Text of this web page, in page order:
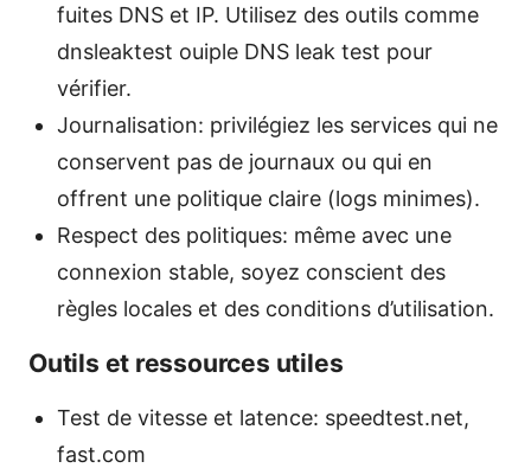
fuites DNS et IP. Utilisez des outils comme
dnsleaktest ouiple DNS leak test pour
vérifier.
Journalisation: privilégiez les services qui ne
conservent pas de journaux ou qui en
offrent une politique claire (logs minimes).
Respect des politiques: même avec une
connexion stable, soyez conscient des
règles locales et des conditions d’utilisation.
Outils et ressources utiles
Test de vitesse et latence: speedtest.net,
fast.com